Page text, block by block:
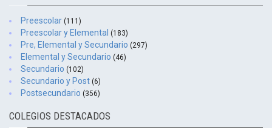
Preescolar (111)
Preescolar y Elemental (183)
Pre, Elemental y Secundario (297)
Elemental y Secundario (46)
Secundario (102)
Secundario y Post (6)
Postsecundario (356)
COLEGIOS DESTACADOS